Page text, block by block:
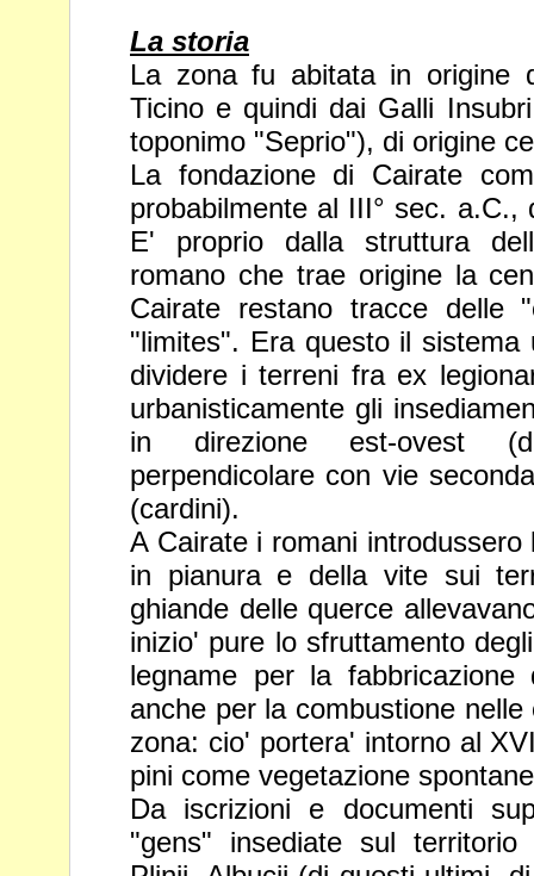
La storia
La zona fu abitata in origine
Ticino e quindi dai Galli
toponimo "Seprio"), di origine
La fondazione di Cairate
probabilmente al III° sec. a.C.,
E' proprio dalla struttura
romano che trae origine la
Cairate restano tracce delle
"limites". Era questo il
dividere i terreni fra ex
urbanisticamente gli
in direzione est-ovest
perpendicolare con vie
(cardini).
A Cairate i romani
in pianura e della vite sui
ghiande delle querce
inizio' pure lo sfruttamento
legname per la
anche per la combustione
zona: cio' portera' intorno al
pini come vegetazione
Da iscrizioni e documenti
"gens" insediate sul territorio